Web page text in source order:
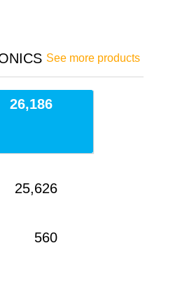
See more products
26,186
25,626
560